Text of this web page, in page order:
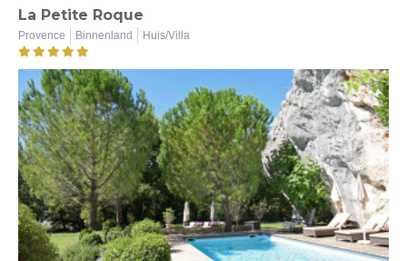
La Petite Roque
Provence Binnenland Huis/Villa